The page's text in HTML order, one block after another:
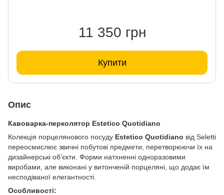
11 350 грн
Купити
Опис
Кавоварка-перколятор Estetico Quotidiano
Колекція порцелянового посуду Estetico Quotidiano від Seletti
переосмислює звичні побутові предмети, перетворюючи їх на
дизайнерські об’єкти. Форми натхненні одноразовими
виробами, але виконані у витонченій порцеляні, що додає їм
несподіваної елегантності.
Особливості: